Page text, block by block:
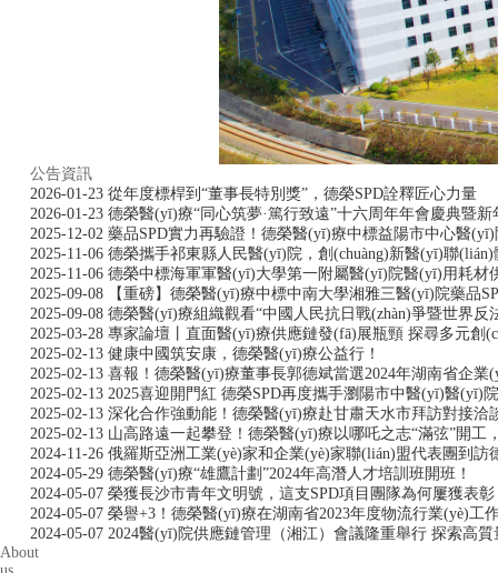
公告資訊
2026-01-23從年度標桿到“董事長特別獎”，德榮SPD詮釋匠心力量
2026-01-23德榮醫(yī)療“同心筑夢·篤行致遠”十六周年年會慶典暨新
2025-12-02 藥品SPD實力再驗證！德榮醫(yī)療中標益陽市中心醫
2025-11-06德榮攜手祁東縣人民醫(yī)院，創(chuàng)新醫(yī)聯
2025-11-06德榮中標海軍軍醫(yī)大學第一附屬醫(yī)院醫(yī)用耗材
2025-09-08【重磅】德榮醫(yī)療中標中南大學湘雅三醫(yī)院藥品
2025-09-08德榮醫(yī)療組織觀看“中國人民抗日戰(zhàn)爭暨世界反
2025-03-28專家論壇丨直面醫(yī)療供應鏈發(fā)展瓶頸 探尋多元創
2025-02-13健康中國筑安康，德榮醫(yī)療公益行！
2025-02-13喜報！德榮醫(yī)療董事長郭德斌當選2024年湖南省企業
2025-02-132025喜迎開門紅 德榮SPD再度攜手瀏陽市中醫(yī)醫(yī)院
2025-02-13深化合作強動能！德榮醫(yī)療赴甘肅天水市拜訪對接洽
2025-02-13山高路遠一起攀登！德榮醫(yī)療以哪吒之志“滿弦”開工
2024-11-26俄羅斯亞洲工業(yè)家和企業(yè)家聯(lián)盟代表團到訪
2024-05-29德榮醫(yī)療“雄鷹計劃”2024年高潛人才培訓班開班！
2024-05-07榮獲長沙市青年文明號，這支SPD項目團隊為何屢獲表彰
2024-05-07榮譽+3！德榮醫(yī)療在湖南省2023年度物流行業(yè)工
2024-05-072024醫(yī)院供應鏈管理（湘江）會議隆重舉行 探索高質
About